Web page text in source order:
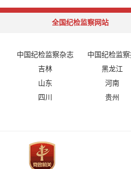
全国纪检监察网站
中国纪检监察杂志 中国纪检监察
吉林 黑龙江
山东 河南
四川 贵州